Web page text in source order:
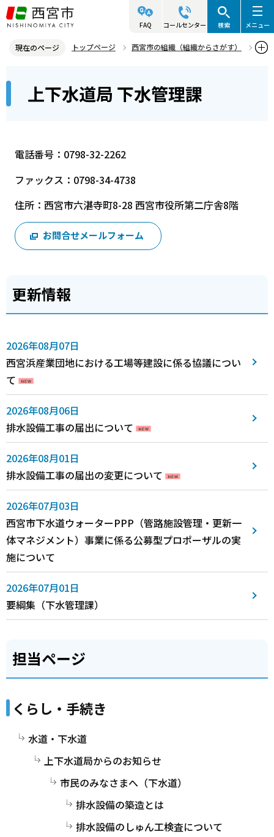
こ
の
ジ
先
FAQ コールセンター 検索 メニュー
現在のページ トップページ
西宮市の組織（組織からさがす）
こ
上下水道局 下水管理課
電話番号：0798-32-2262
ファックス：0798-34-4738
住所：西宮市六湛寺町8-28 西宮市役所第二庁舎8階
お問合せメールフォーム
更新情報
2026年08月07日
西宮浜産業団地における工場等建設に係る協議につい
て
2026年08月06日
排水設備工事の届出について
2026年08月01日
排水設備工事の届出の変更について
2026年07月03日
西宮市下水道ウォーターPPP（管路施設管理・更新一
体マネジメント）事業に係る公募型プロポーザルの実
施について
2026年07月01日
要綱集（下水管理課）
担当ページ
くらし・手続き
水道・下水道
上下水道局からのお知らせ
市民のみなさまへ（下水道）
排水設備の築造とは
排水設備のしゅん工検査について